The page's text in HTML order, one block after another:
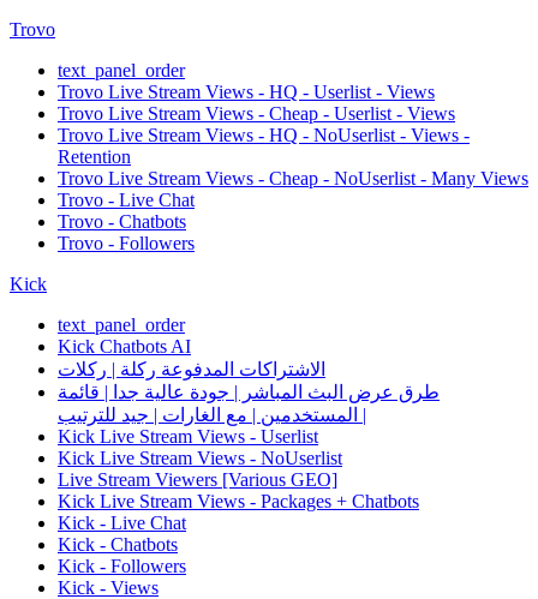
Trovo
text_panel_order
Trovo Live Stream Views - HQ - Userlist - Views
Trovo Live Stream Views - Cheap - Userlist - Views
Trovo Live Stream Views - HQ - NoUserlist - Views -
Retention
Trovo Live Stream Views - Cheap - NoUserlist - Many Views
Trovo - Live Chat
Trovo - Chatbots
Trovo - Followers
Kick
text_panel_order
Kick Chatbots AI
الاشتراكات المدفوعة ركلة | ركلات
طرق عرض البث المباشر | جودة عالية جدا | قائمة
المستخدمين | مع الغارات | جيد للترتيب |
Kick Live Stream Views - Userlist
Kick Live Stream Views - NoUserlist
Live Stream Viewers [Various GEO]
Kick Live Stream Views - Packages + Chatbots
Kick - Live Chat
Kick - Chatbots
Kick - Followers
Kick - Views